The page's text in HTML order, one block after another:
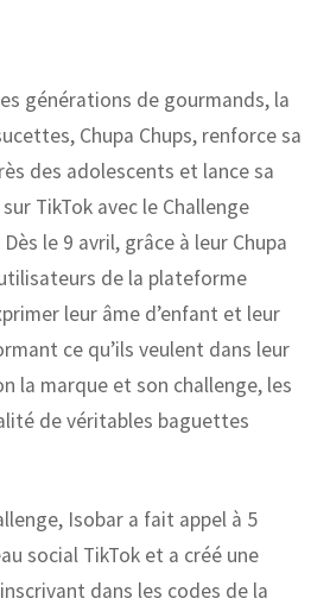
générations de gourmands, la
Chupa Chups, renforce sa
des adolescents et lance sa
TikTok avec le Challenge
le 9 avril, grâce à leur Chupa
de la plateforme
leur âme d’enfant et leur
ce qu’ils veulent dans leur
la marque et son challenge, les
de véritables baguettes
Isobar a fait appel à 5
social TikTok et a créé une
dans les codes de la